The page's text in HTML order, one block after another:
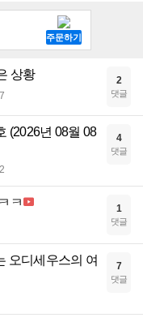
상황 2
댓글
(2026년 08월 08
4
댓글
ㅋ 1
댓글
오디세우스의 여
7
댓글